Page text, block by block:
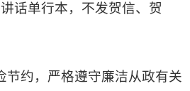
话单行本，不发贺信、贺
节约，严格遵守廉洁从政有关